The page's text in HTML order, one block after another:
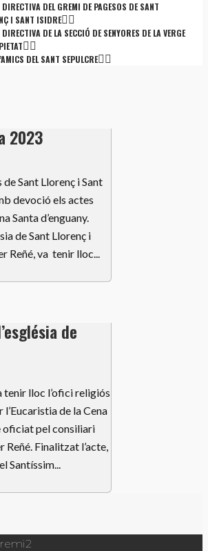
DEL GREMI DE PAGESOS DE SANT
I SANT ISIDRE
DE LA SECCIÓ DE SENYORES DE LA VERGE
DEL SANT SEPULCRE
2023
Sant Llorenç i Sant
devoció els actes
Santa d’enguany.
de Sant Llorenç i
Reñé, va tenir lloc...
de
tenir lloc l’ofici religiós
l’Eucaristia de la Cena
oficiat pel consiliari
Finalitzat l’acte,
Santíssim...